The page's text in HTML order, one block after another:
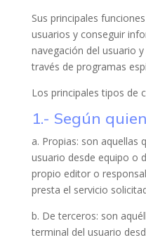
Sus principales
usuarios y conseguir
navegación del usuario
través de programas
Los principales tipos de
1.- Según
a. Propias: son aquellas
usuario desde equipo o
propio editor o
presta el servicio
b. De terceros: son
terminal del usuario